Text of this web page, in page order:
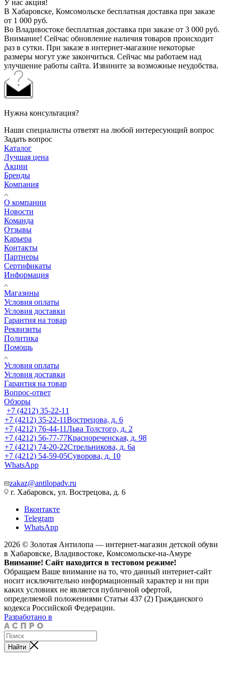
У нас акция!
В Хабаровске, Комсомольске бесплатная доставка при заказе
от 1 000 руб.
Во Владивостоке бесплатная доставка при заказе от 3 000 руб.
Внимание! Сейчас обновление наличия товаров происходит
раз в сутки. При заказе в интернет-магазине некоторые
размеры могут уже закончиться. Сейчас мы работаем над
улучшение работы сайта. Извините за возможные неудобства.
Нужна консультация?
Наши специалисты ответят на любой интересующий вопрос
Задать вопрос
Каталог
Лучшая цена
Акции
Бренды
Компания
О компании
Новости
Команда
Отзывы
Карьера
Контакты
Партнеры
Сертификаты
Информация
Магазины
Условия оплаты
Условия доставки
Гарантия на товар
Реквизиты
Политика
Помощь
Условия оплаты
Условия доставки
Гарантия на товар
Вопрос-ответ
Обзоры
+7 (4212) 35-22-11
+7 (4212) 35-22-11Вострецова, д. 6
+7 (4212) 76-44-11Льва Толстого, д. 2
+7 (4212) 56-77-77Краснореченская, д. 98
+7 (4212) 74-20-22Стрельникова, д. 6а
+7 (4212) 54-59-05Суворова, д. 10
WhatsApp
zakaz@antilopadv.ru
г. Хабаровск, ул. Вострецова, д. 6
Вконтакте
Telegram
WhatsApp
2026 © Золотая Антилопа — интернет-магазин детской обуви
в Хабаровске, Владивостоке, Комсомольске-на-Амуре
Внимание! Сайт находится в тестовом режиме!
Обращаем Ваше внимание на то, что данный интернет-сайт
носит исключительно информационный характер и ни при
каких условиях не является публичной офертой,
определяемой положениями Статьи 437 (2) Гражданского
кодекса Российской Федерации.
Разработано в
Найти